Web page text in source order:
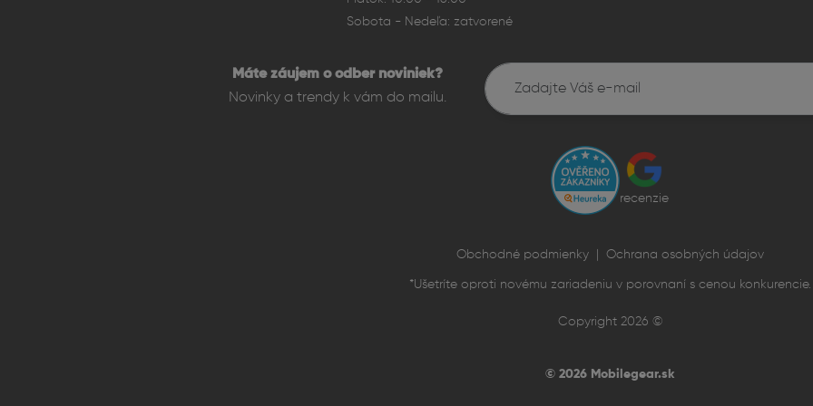
Výkon – čip A15 Bionic
Srdcom iPhonu 13 mini je čip Apple A15 Bionic, ktorý zabezpečuje plynulý chod
Fotoaparát – kvalitný duálny systém
Telefón je vybavený duálnym fotoaparátom so širokouhlým a ultraširokouhlým
Sobota - Nedeľa: zatvorené
Máte záujem o odber noviniek?
Novinky a trendy k vám do mailu.
recenzie
Obchodné podmienky Ochrana osobných údajov
*Ušetríte oproti novému zariadeniu v porovnaní s cenou konkurencie.
Copyright 2026 ©
© 2026 Mobilegear.sk